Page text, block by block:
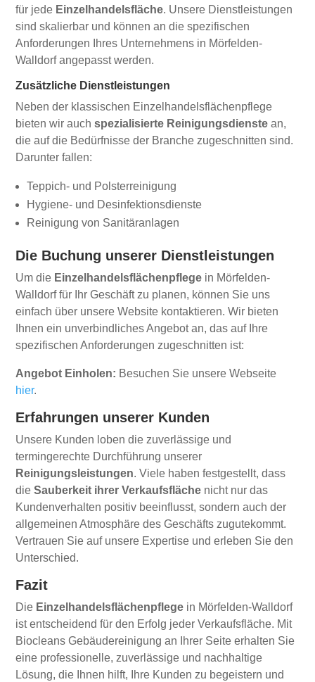
für jede Einzelhandelsfläche. Unsere Dienstleistungen
sind skalierbar und können an die spezifischen
Anforderungen Ihres Unternehmens in Mörfelden-
Walldorf angepasst werden.
Zusätzliche Dienstleistungen
Neben der klassischen Einzelhandelsflächenpflege
bieten wir auchspezialisierte Reinigungsdienste an,
die auf die Bedürfnisse der Branche zugeschnitten sind.
Darunter fallen:
Teppich- und Polsterreinigung
Hygiene- und Desinfektionsdienste
Reinigung von Sanitäranlagen
Die Buchung unserer Dienstleistungen
Um die Einzelhandelsflächenpflege in Mörfelden-
Walldorf für Ihr Geschäft zu planen, können Sie uns
einfach über unsere Website kontaktieren. Wir bieten
Ihnen ein unverbindliches Angebot an, das auf Ihre
spezifischen Anforderungen zugeschnitten ist:
Angebot Einholen: Besuchen Sie unsere Webseite
hier.
Erfahrungen unserer Kunden
Unsere Kunden loben die zuverlässige und
termingerechte Durchführung unserer
Reinigungsleistungen. Viele haben festgestellt, dass
dieSauberkeit ihrer Verkaufsfläche nicht nur das
Kundenverhalten positiv beeinflusst, sondern auch der
allgemeinen Atmosphäre des Geschäfts zugutekommt.
Vertrauen Sie auf unsere Expertise und erleben Sie den
Unterschied.
Fazit
Die Einzelhandelsflächenpflege in Mörfelden-Walldorf
ist entscheidend für den Erfolg jeder Verkaufsfläche. Mit
Biocleans Gebäudereinigung an Ihrer Seite erhalten Sie
eine professionelle, zuverlässige und nachhaltige
Lösung, die Ihnen hilft, Ihre Kunden zu begeistern und